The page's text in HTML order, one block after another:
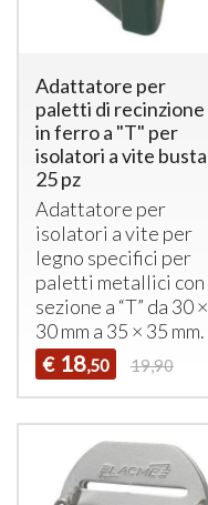
Adattatore per
paletti di recinzione
in ferro a "T" per
isolatori a vite busta
25 pz
Adattatore per
isolatori a vite per
legno specifici per
paletti metallici con
sezione a “T” da 30 ×
30 mm a 35 × 35 mm.
€ 18,50 19,90